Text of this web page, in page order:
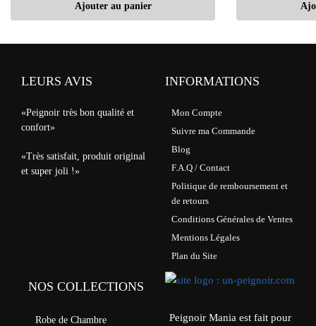
Ajouter au panier
LEURS AVIS
«Peignoir très bon qualité et
confort»
«Très satisfait, produit original
et super joli !»
INFORMATIONS
Mon Compte
Suivre ma Commande
Blog
F.A.Q / Contact
Politique de remboursement et
de retours
Conditions Générales de Ventes
Mentions Légales
Plan du Site
NOS COLLECTIONS
Robe de Chambre Peignoir Mania est fait pour